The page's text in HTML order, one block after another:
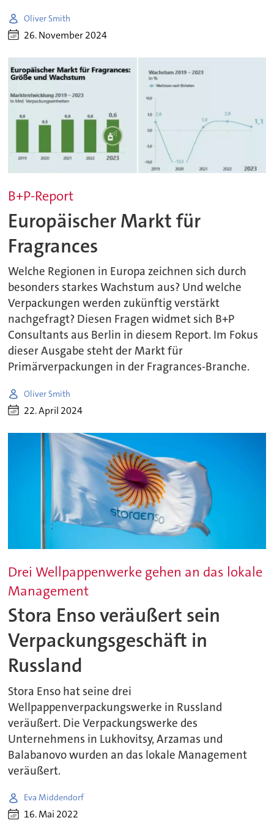
Oliver Smith
26. November 2024
B+P-Report
Europäischer Markt für
Fragrances
Welche Regionen in Europa zeichnen sich durch
besonders starkes Wachstum aus? Und welche
Verpackungen werden zukünftig verstärkt
nachgefragt? Diesen Fragen widmet sich B+P
Consultants aus Berlin in diesem Report. Im Fokus
dieser Ausgabe steht der Markt für
Primärverpackungen in der Fragrances-Branche.
Oliver Smith
22. April 2024
Drei Wellpappenwerke gehen an das lokale
Management
Stora Enso veräußert sein
Verpackungsgeschäft in
Russland
Stora Enso hat seine drei
Wellpappenverpackungswerke in Russland
veräußert. Die Verpackungswerke des
Unternehmens in Lukhovitsy, Arzamas und
Balabanovo wurden an das lokale Management
veräußert.
Eva Middendorf
16. Mai 2022